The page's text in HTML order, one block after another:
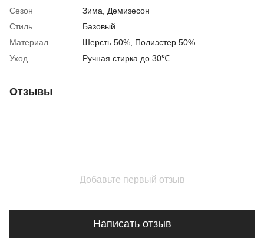
Сезон
Зима
Демизесон
Стиль
Базовый
Материал
Шерсть 50%, Полиэстер 50%
Уход
Ручная стирка до 30℃
Отзывы
Добавьте первый отзыв
Написать отзыв